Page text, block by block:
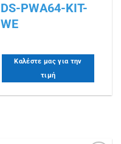
DS-PWA64-KIT-
WE
Καλέστε μας για την
τιμή